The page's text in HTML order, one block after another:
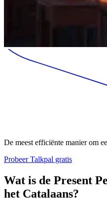
De meest efficiënte manier om
Probeer Talkpal gratis
Wat is de Present
het Catalaans?